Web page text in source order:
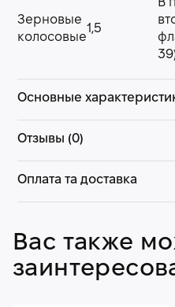
Зерновые
колосовые
1,5
В
Основные
Отзывы (0)
Оплата та доставка
Вас также